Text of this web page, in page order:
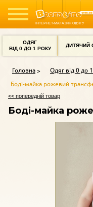
ІНТЕРНЕТ-МАГАЗИН ОДЯГУ
ОДЯГ
ВІД 0 ДО 1 РОКУ
ДИТЯЧИЙ
Головна Одяг від 0 до
Боді-майка рожевий
<< попередній товар
Боді-майка